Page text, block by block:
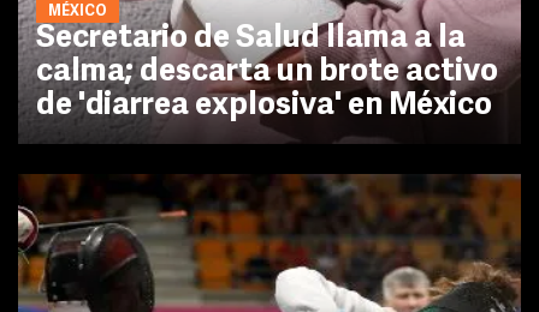
MÉXICO
Secretario de Salud llama a la
calma; descarta un brote activo
de 'diarrea explosiva' en México